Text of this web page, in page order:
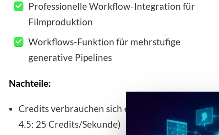
Professionelle Workflow-Integration für
Filmproduktion
Workflows-Funktion für mehrstufige
generative Pipelines
Nachteile:
Credits verbrauchen sich extrem schnell (Gen-
4.5: 25 Credits/Sekunde)